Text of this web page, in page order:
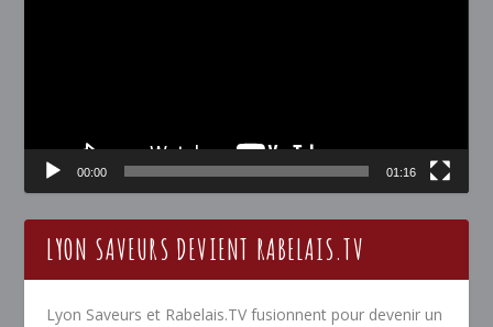
00:00 01:16
LYON SAVEURS DEVIENT RABELAIS.TV
Lyon Saveurs et Rabelais.TV fusionnent pour devenir un